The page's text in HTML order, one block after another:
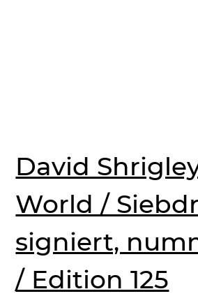
David
World /
signiert,
/ Edition 125